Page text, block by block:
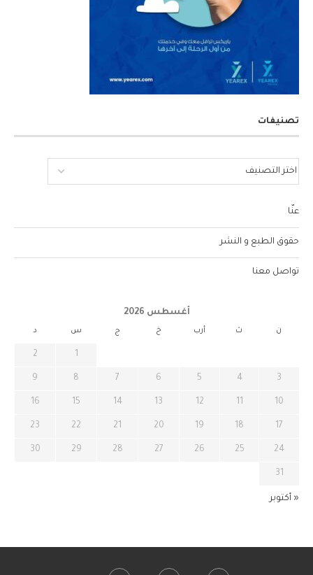
تصنيفات
عنّا
حقوق الطبع و النشر
تواصل معنا
أغسطس 2026
ن ث أرب خ ج س د
1
2
3
4
5
6
7
8
9
10
11
12
13
14
15
16
17
18
19
20
21
22
23
24
25
26
27
28
29
30
31
« أكتوبر